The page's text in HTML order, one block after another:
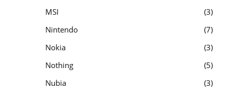
MSI
3
Nintendo
7
Nokia
3
Nothing
5
Nubia
3